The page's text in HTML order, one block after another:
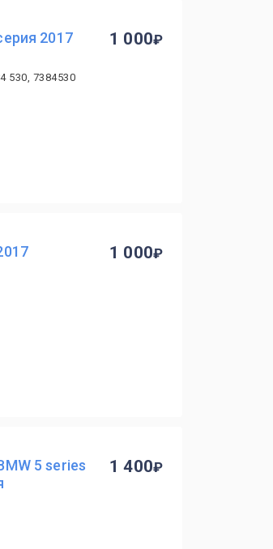
2017
530, 7384530
1 000
1 000
5 series
1 400